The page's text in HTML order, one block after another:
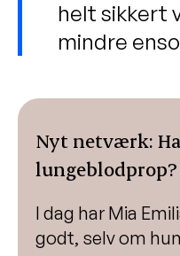
helt sikkert
mindre
Nyt netværk:
lungeblodprop?
I dag har Mia
godt, selv om